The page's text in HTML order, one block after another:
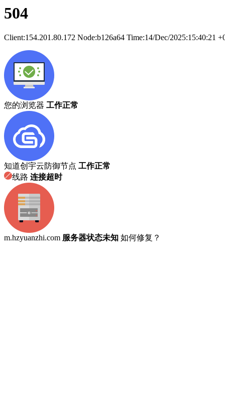
504
Client:154.201.80.172 Node:b126a64 Time:14/Dec/2025:15:40:21
您的浏览器 工作正常
知道创宇云防御节点 工作正常
线路 连接超时
m.hzyuanzhi.com 服务器状态未知 如何修复？